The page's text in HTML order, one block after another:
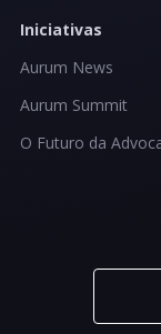
Iniciativas
Aurum News
Aurum Summit
O Futuro da